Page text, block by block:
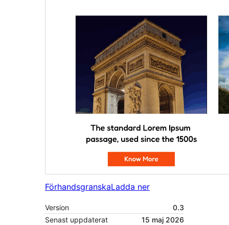
FörhandsgranskaLadda ner
Version
0.3
Senast uppdaterat
15 maj 2026